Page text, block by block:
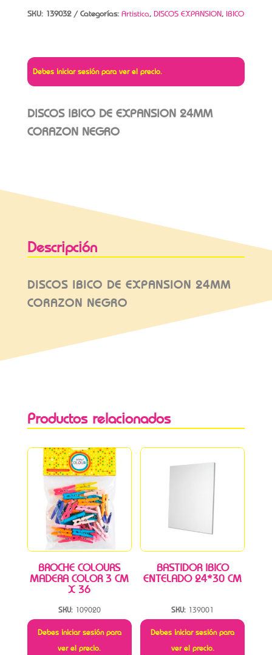
SKU: 139032 Categorías: Artistica, DISCOS EXPANSION, IBICO
Debes iniciar sesión para ver el precio.
DISCOS IBICO DE EXPANSION 24MM
CORAZON NEGRO
Descripción
DISCOS IBICO DE EXPANSION 24MM
CORAZON NEGRO
Productos relacionados
BROCHE COLOURS
MADERA COLOR 3 CM
X 36
SKU: 109020
Debes iniciar sesión para
ver el precio.
BASTIDOR IBICO
ENTELADO 24*30 CM
SKU: 139001
Debes iniciar sesión para
ver el precio.